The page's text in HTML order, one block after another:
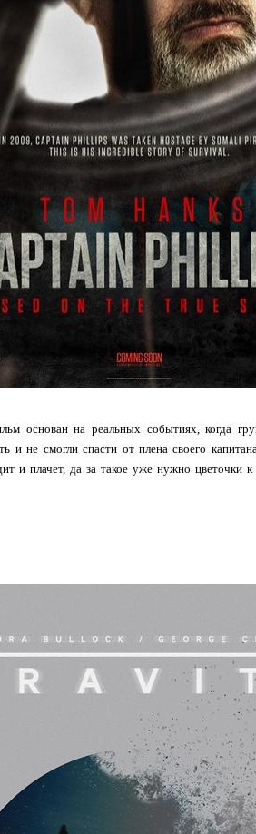
основан на реальных событиях, когда
и не смогли спасти от плена своего
и плачет, да за такое уже нужно цветочки